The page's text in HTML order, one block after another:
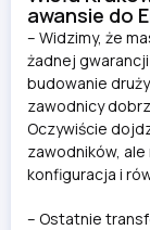
awansie do
– Widzimy, że
żadnej
budowanie
zawodnicy
Oczywiście
zawodników,
konfiguracja i
– Ostatnie